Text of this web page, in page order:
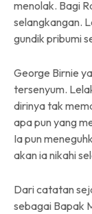
menolak. Bagi
selangkangan.
gundik pribumi
George Birnie
tersenyum.
dirinya tak
apa pun yang
Ia pun
akan ia nikahi
Dari catatan
sebagai Bapak